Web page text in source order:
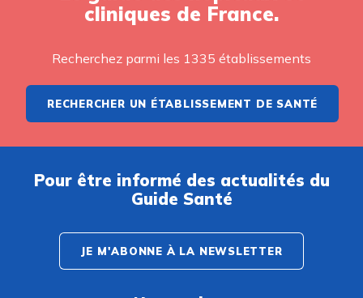
cliniques de France.
Recherchez parmi les 1335 établissements
RECHERCHER UN ÉTABLISSEMENT DE SANTÉ
Pour être informé des actualités du
Guide Santé
JE M'ABONNE À LA NEWSLETTER